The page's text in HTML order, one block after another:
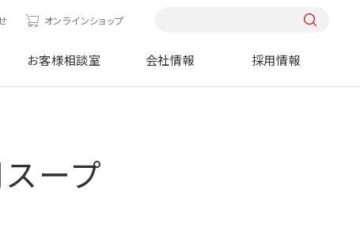
オンラインショップ
お客様相談室 会社情報 採用情報
ープ